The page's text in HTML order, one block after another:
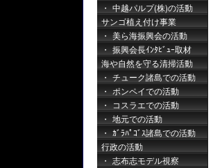
中越パルプ(株)の活動
サンゴ植え付け事業
美ら海振興会の活動
振興会長ｲﾝﾀﾋﾞｭｰ取材
海や自然を守る清掃活動
チューク諸島での活動
ポンペイでの活動
コスラエでの活動
地元での活動
ｶﾞﾗﾊﾟｺﾞｽ諸島での活動
行政の活動
志布志モデル視察